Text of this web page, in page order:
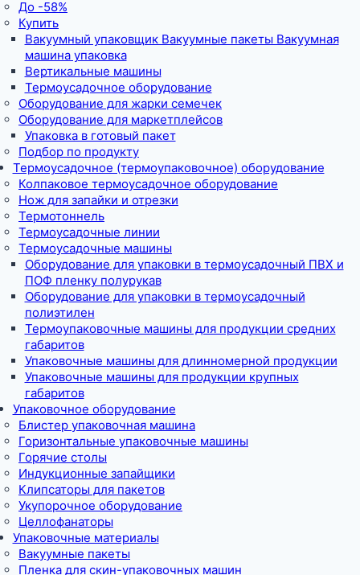
До -58%
Купить
Вакуумный упаковщик Вакуумные пакеты Вакуумная
машина упаковка
Вертикальные машины
Термоусадочное оборудование
Оборудование для жарки семечек
Оборудование для маркетплейсов
Упаковка в готовый пакет
Подбор по продукту
Термоусадочное (термоупаковочное) оборудование
Колпаковое термоусадочное оборудование
Нож для запайки и отрезки
Термотоннель
Термоусадочные линии
Термоусадочные машины
Оборудование для упаковки в термоусадочный ПВХ и
ПОФ пленку полурукав
Оборудование для упаковки в термоусадочный
полиэтилен
Термоупаковочные машины для продукции средних
габаритов
Упаковочные машины для длинномерной продукции
Упаковочные машины для продукции крупных
габаритов
Упаковочное оборудование
Блистер упаковочная машина
Горизонтальные упаковочные машины
Горячие столы
Индукционные запайщики
Клипсаторы для пакетов
Укупорочное оборудование
Целлофанаторы
Упаковочные материалы
Вакуумные пакеты
Пленка для скин-упаковочных машин